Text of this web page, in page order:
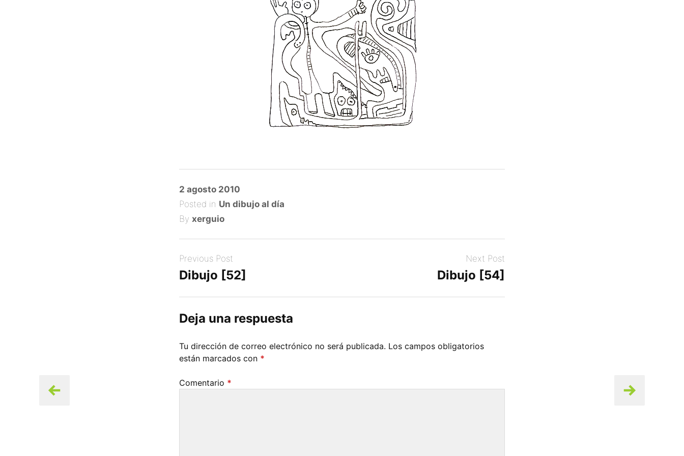
Posted
on
2 agosto 2010
Posted in Un dibujo al día
By xerguio
Previous Post
Dibujo [52]
Next Post
Dibujo [54]
Deja una respuesta
Tu dirección de correo electrónico no será publicada. Los campos obligatorios
están marcados con *
Comentario *